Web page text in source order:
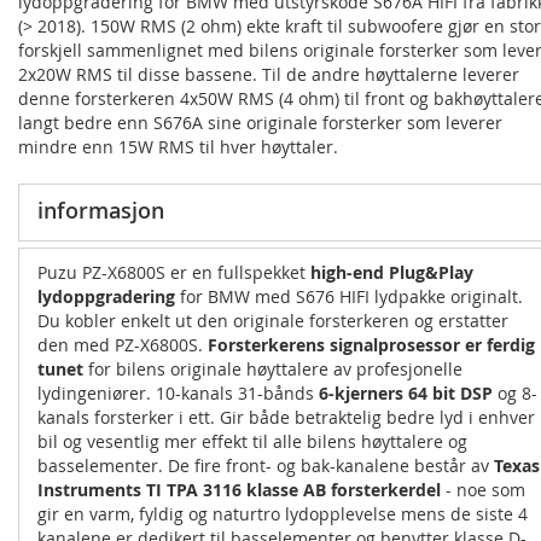
(> 2018). 150W RMS (2 ohm) ekte kraft til subwoofere gjør en stor
forskjell sammenlignet med bilens originale forsterker som
2x20W RMS til disse bassene. Til de andre høyttalerne leverer
denne forsterkeren 4x50W RMS (4 ohm) til front og
langt bedre enn S676A sine originale forsterker som leverer
mindre enn 15W RMS til hver høyttaler.
informasjon
Puzu PZ-X6800S er en fullspekket high-end Plug&Play
lydoppgradering for BMW med S676 HIFI lydpakke originalt.
Du kobler enkelt ut den originale forsterkeren og erstatter
den med PZ-X6800S. Forsterkerens signalprosessor er ferdig
tunet for bilens originale høyttalere av profesjonelle
lydingeniører. 10-kanals 31-bånds 6-kjerners 64 bit DSP og 8-
kanals forsterker i ett. Gir både betraktelig bedre lyd i enhver
bil og vesentlig mer effekt til alle bilens høyttalere og
basselementer. De fire front- og bak-kanalene består av Texas
Instruments TI TPA 3116 klasse AB forsterkerdel - noe som
gir en varm, fyldig og naturtro lydopplevelse mens de siste 4